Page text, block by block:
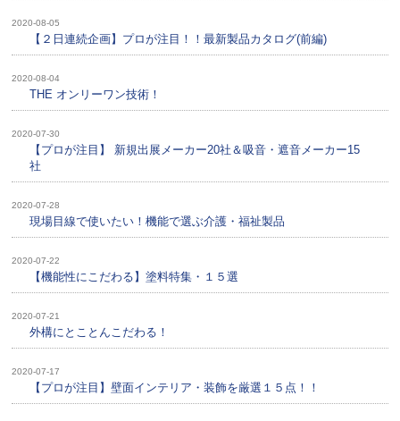
2020-08-05
【２日連続企画】プロが注目！！最新製品カタログ(前編)
2020-08-04
THE オンリーワン技術！
2020-07-30
【プロが注目】 新規出展メーカー20社＆吸音・遮音メーカー15
社
2020-07-28
現場目線で使いたい！機能で選ぶ介護・福祉製品
2020-07-22
【機能性にこだわる】塗料特集・１５選
2020-07-21
外構にとことんこだわる！
2020-07-17
【プロが注目】壁面インテリア・装飾を厳選１５点！！